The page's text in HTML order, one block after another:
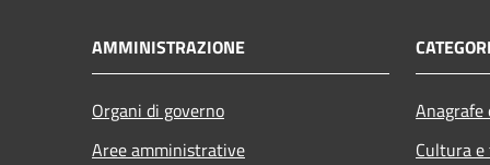
AMMINISTRAZIONE
Organi di governo
Aree amministrative
Cultura